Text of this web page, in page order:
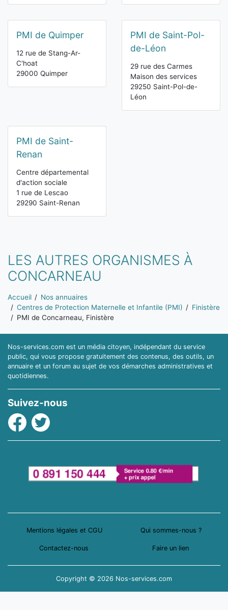
PMI de Quimper
12 rue de Stang-Ar-
C'hoat
29000 Quimper
PMI de Saint-Pol-
de-Léon
29 rue des Carmes
Maison des services
29250 Saint-Pol-de-
Léon
PMI de Saint-
Renan
Centre départemental
d'action sociale
1 rue de Lescao
29290 Saint-Renan
LES AUTRES ORGANISMES À
CONCARNEAU
Vous êtes ici:
Accueil
Nos annuaires
Centres de Protection Maternelle et Infantile (PMI)
Finistère
PMI de Concarneau, Finistère
Nos-services.com est un média citoyen, indépendant du service
public, qui vous propose gratuitement des contenus, des outils, un
annuaire et un forum au sujet de vos démarches administratives et
quotidiennes.
Suivez-nous
Facebook
Twitter
Mentions légales et CGU Qui sommes-nous ?
Contactez-nous Faire un lien
Copyright © 2026 Nos-services.com